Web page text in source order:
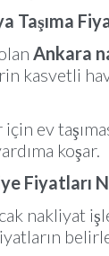
Taşıma
Ankara
kasvetli
ev
koşar.
Fiyatları
nakliyat